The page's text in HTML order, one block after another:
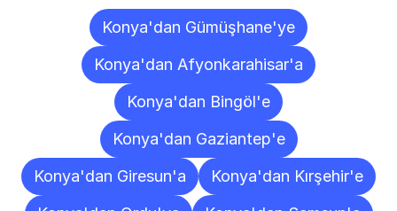
Konya'dan Gümüşhane'ye
Konya'dan Afyonkarahisar'a
Konya'dan Bingöl'e
Konya'dan Gaziantep'e
Konya'dan Giresun'a
Konya'dan Kırşehir'e